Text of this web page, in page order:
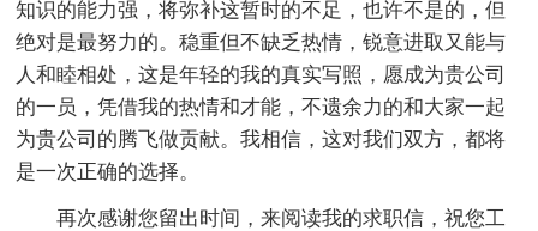
知识的能力强，将弥补这暂时的不足，也许不是的，但
绝对是最努力的。稳重但不缺乏热情，锐意进取又能与
人和睦相处，这是年轻的我的真实写照，愿成为贵公司
的一员，凭借我的热情和才能，不遗余力的和大家一起
为贵公司的腾飞做贡献。我相信，这对我们双方，都将
是一次正确的选择。
再次感谢您留出时间，来阅读我的求职信，祝您工